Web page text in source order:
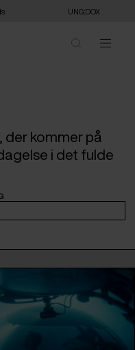
UNG:DOX
der kommer på
i det fulde